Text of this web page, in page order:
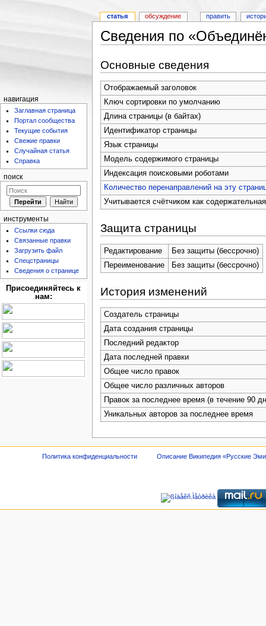
Сведения по
Основные сведения
Отображаемый заголовок
Ключ сортировки по умолчанию
Длина страницы (в байтах)
Идентификатор страницы
Язык страницы
Модель содержимого страницы
Индексация поисковыми роботами
Количество перенаправлений на эту
Учитывается счётчиком как
Защита страницы
Редактирование
Без защиты (бессрочно)
Переименование
Без защиты (бессрочно)
История изменений
Создатель страницы
Дата создания страницы
Последний редактор
Дата последней правки
Общее число правок
Общее число различных авторов
Правок за последнее время (в течение 90
Уникальных авторов за последнее время
статья обсуждение править
навигация
Заглавная страница
Портал сообщества
Текущие события
Свежие правки
Случайная статья
Справка
поиск
инструменты
Ссылки сюда
Связанные правки
Загрузить файл
Спецстраницы
Сведения о странице
Присоединяйтесь к
нам:
Политика конфиденциальности Описание Википедия «Русские